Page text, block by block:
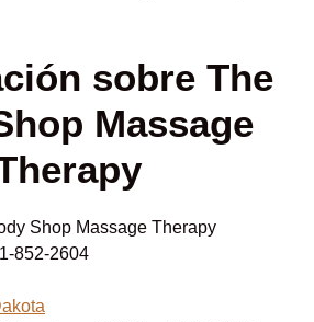
sobre The
Massage
Shop Massage Therapy
852-2604